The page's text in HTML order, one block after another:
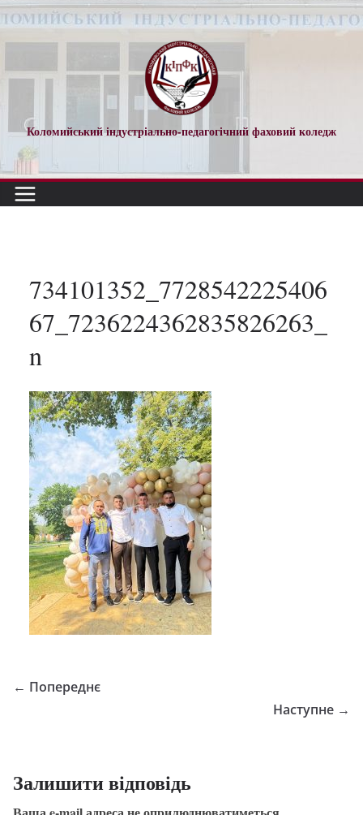
Перейти
до
Коломийський індустріально-педагогічний фаховий коледж
734101352_7728542225406
67_7236224362835826263_
n
← Попереднє
Наступне →
Залишити відповідь